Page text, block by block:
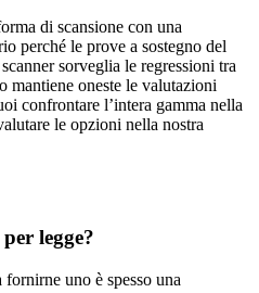
di scansione con una
perché le prove a sostegno del
sorveglia le regressioni tra
mantiene oneste le valutazioni
confrontare l’intera gamma nella
le opzioni nella nostra
legge?
uno è spesso una